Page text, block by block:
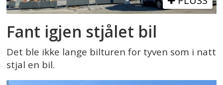
Fant igjen stjålet bil
Det ble ikke lange bilturen for tyven som i natt
stjal en bil.